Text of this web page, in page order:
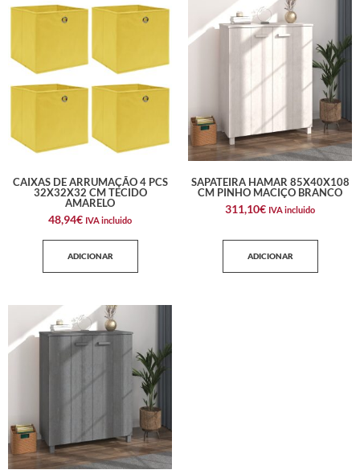
CAIXAS DE ARRUMAÇÃO 4 PCS
32X32X32 CM TECIDO
AMARELO
48,94€ IVA incluido
ADICIONAR
SAPATEIRA HAMAR 85X40X108
CM PINHO MACIÇO BRANCO
311,10€ IVA incluido
ADICIONAR